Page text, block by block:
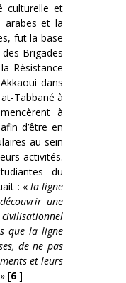
culturelle et
arabes et la
fut la base
Brigades
Résistance
dans
Tabbané à
à
d’être en
au sein
activités.
du
: « la ligne
une
que la ligne
de ne pas
et leurs
» [6]